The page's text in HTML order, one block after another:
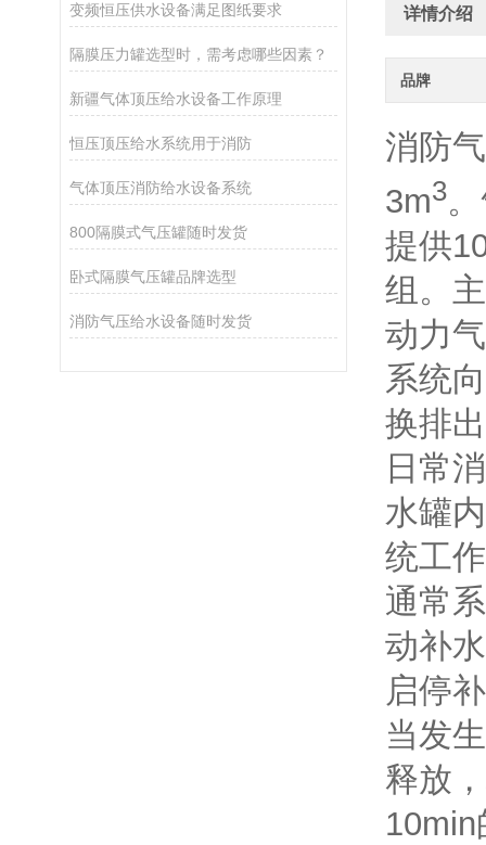
变频恒压供水设备满足图纸要求
隔膜压力罐选型时，需考虑哪些因素？
新疆气体顶压给水设备工作原理
恒压顶压给水系统用于消防
气体顶压消防给水设备系统
800隔膜式气压罐随时发货
卧式隔膜气压罐品牌选型
消防气压给水设备随时发货
详情介绍
品牌
消防
3m3
提供
组。
动力
系统
换排
日常
水罐
统工
通常
动补
启停
当发
释放